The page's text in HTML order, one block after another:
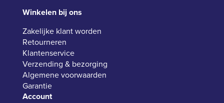
Winkelen bij ons
Zakelijke klant worden
Retourneren
Klantenservice
Verzending & bezorging
Algemene voorwaarden
Garantie
Account